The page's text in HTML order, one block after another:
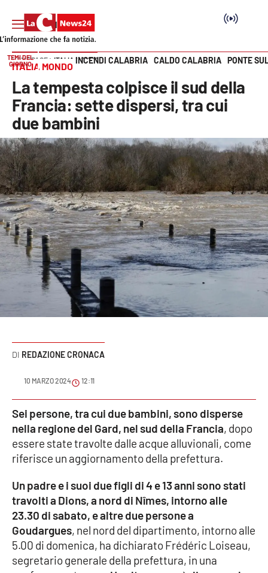
SEZIONI
Cronaca
Politica
Attualità
Economia e lavoro
Italia Mondo
Sanità
Sport
Meteo
Editoriali
Ambiente
Cronaca
Cultura
Vai
TEMI DEL
GIORNO
INCENDI CALABRIA CALDO CALABRIA PONTE
HOME PAGE ITALIA MONDO
ITALIA MONDO
La tempesta colpisce il sud della
Francia: sette dispersi, tra cui
due bambini
REDAZIONE CRONACA
10 MARZO 2024 12:11
Sei persone, tra cui due bambini, sono disperse
nella regione del Gard, nel sud della Francia, dopo
essere state travolte dalle acque alluvionali, come
riferisce un aggiornamento della prefettura.
Un padre e i suoi due figli di 4 e 13 anni sono stati
travolti a Dions, a nord di Nîmes, intorno alle
23.30 di sabato, e altre due persone a
Goudargues, nel nord del dipartimento, intorno alle
5.00 di domenica, ha dichiarato Frédéric Loiseau,
segretario generale della prefettura, in una